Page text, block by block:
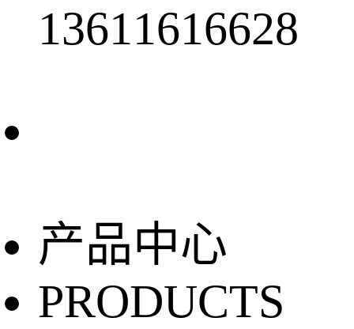
13611616628
产品中心
PRODUCTS